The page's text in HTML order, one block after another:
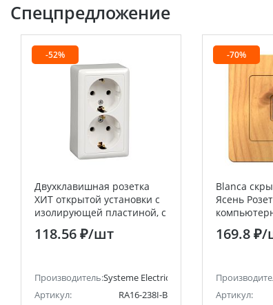
Спецпредложение
Schneider Electric)
-52%
Двухклавишная розетка
ХИТ открытой установки с
изолирующей пластиной, с
заземлением, белая, 16А,
Schneider Electric RA16-
118.56 ₽/шт
Производитель:Systeme Electric (ранее Schneider
Артикул:
RA16-238I-B
-70%
Blanca
Ясень
Systeme
Electric)
169.8 ₽/
Артикул: